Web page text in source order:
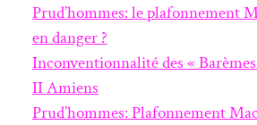
Prud’hommes: le plafonnement
en danger ?
Inconventionnalité des «
II Amiens
Prud’hommes: Plafonnement